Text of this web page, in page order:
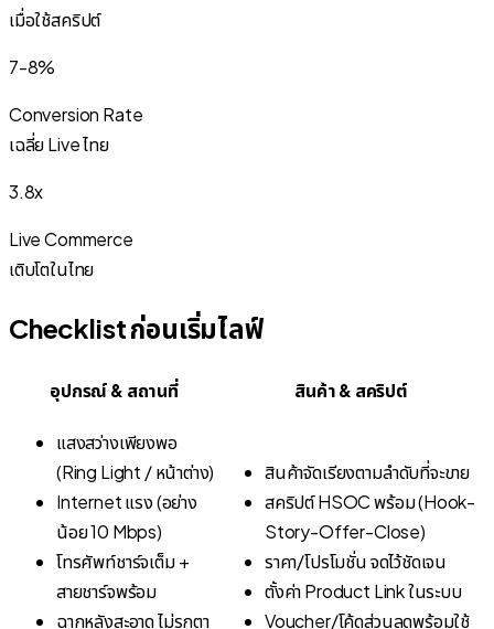
เมื่อใช้สคริปต์
7-8%
Conversion Rate
เฉลี่ย Live ไทย
3.8x
Live Commerce
เติบโตในไทย
Checklist ก่อนเริ่มไลฟ์
อุปกรณ์ & สถานที่ สินค้า & สคริปต์
แสงสว่างเพียงพอ
(Ring Light / หน้าต่าง)
Internet แรง (อย่าง
น้อย 10 Mbps)
โทรศัพท์ชาร์จเต็ม +
สายชาร์จพร้อม
ฉากหลังสะอาด ไม่รกตา
สินค้าจัดเรียงตามลำดับที่จะขาย
สคริปต์ HSOC พร้อม (Hook-
Story-Offer-Close)
ราคา/โปรโมชั่น จดไว้ชัดเจน
ตั้งค่า Product Link ในระบบ
Voucher/โค้ดส่วนลดพร้อมใช้